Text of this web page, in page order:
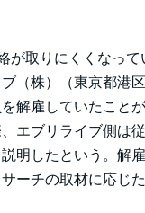
が取りにくくなっ
（株）（東京都港
解雇していたこと
エブリライブ側は
明したという。解
ーチの取材に応じた